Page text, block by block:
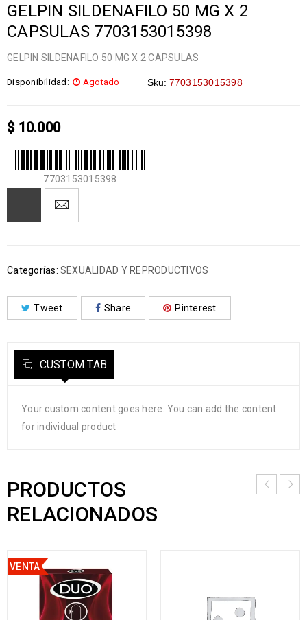
GELPIN SILDENAFILO 50 MG X 2
CAPSULAS 7703153015398
GELPIN SILDENAFILO 50 MG X 2 CAPSULAS
Disponibilidad: Agotado Sku: 7703153015398
$10.000
7703153015398
Categorías: SEXUALIDAD Y REPRODUCTIVOS
Tweet Share Pinterest
CUSTOM TAB
Your custom content goes here. You can add the content
for individual product
PRODUCTOS
RELACIONADOS
VENTA